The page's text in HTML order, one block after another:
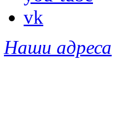
vk
Наши адреса